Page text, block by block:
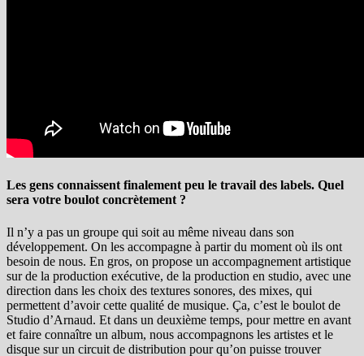
Les gens connaissent finalement peu le travail des labels. Quel
sera votre boulot concrètement ?
Il n’y a pas un groupe qui soit au même niveau dans son
développement. On les accompagne à partir du moment où ils ont
besoin de nous. En gros, on propose un accompagnement artistique
sur de la production exécutive, de la production en studio, avec une
direction dans les choix des textures sonores, des mixes, qui
permettent d’avoir cette qualité de musique. Ça, c’est le boulot de
Studio d’Arnaud. Et dans un deuxième temps, pour mettre en avant
et faire connaître un album, nous accompagnons les artistes et le
disque sur un circuit de distribution pour qu’on puisse trouver